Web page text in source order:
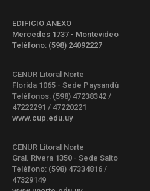
EDIFICIO ANEXO
Mercedes 1737 - Montevideo
Teléfono: (598) 24092227
CENUR Litoral Norte
Florida 1065 - Sede Paysandú
Teléfonos: (598) 47238342 /
47222291 / 47220221
www.cup.edu.uy
CENUR Litoral Norte
Gral. Rivera 1350 - Sede Salto
Teléfono: (598) 47334816 /
47329149